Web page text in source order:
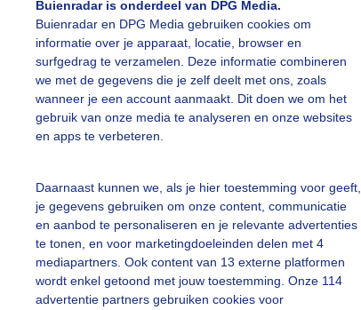
Buienradar is onderdeel van DPG Media.
Buienradar en DPG Media gebruiken cookies om
informatie over je apparaat, locatie, browser en
surfgedrag te verzamelen. Deze informatie combineren
we met de gegevens die je zelf deelt met ons, zoals
wanneer je een account aanmaakt. Dit doen we om het
gebruik van onze media te analyseren en onze websites
en apps te verbeteren.
Daarnaast kunnen we, als je hier toestemming voor geeft,
je gegevens gebruiken om onze content, communicatie
en aanbod te personaliseren en je relevante advertenties
te tonen, en voor marketingdoeleinden delen met 4
mediapartners. Ook content van 13 externe platformen
wordt enkel getoond met jouw toestemming. Onze 114
advertentie partners gebruiken cookies voor